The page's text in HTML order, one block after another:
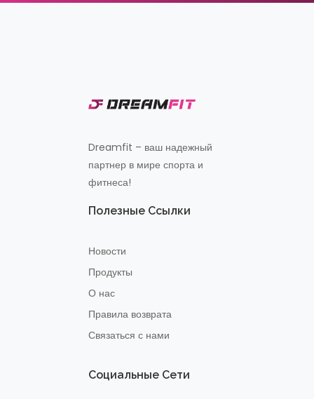
Dreamfit – ваш надежный
партнер в мире спорта и
фитнеса!
Полезные Ссылки
Новости
Продукты
О нас
Правила возврата
Связаться с нами
Социальные Сети